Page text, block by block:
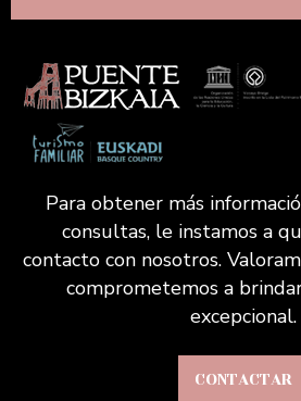
Para obtener más
consultas, le instamos a
contacto con nosotros.
comprometemos a
excepcional.
CONTACTAR